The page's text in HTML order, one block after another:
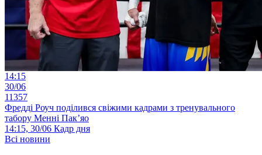
14:15
30/06
11357
Фредді Роуч поділився свіжими кадрами з тренувального
табору Менні Пак’яо
14:15, 30/06 Кадр дня
Всі новини